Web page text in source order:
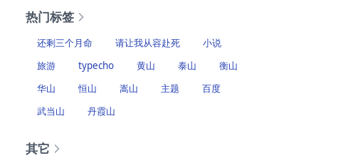
热门标签
还剩三个月命 请让我从容赴死
小说
旅游
typecho 黄山 泰山
衡山
华山
恒山 嵩山 主题
百度
武当山
丹霞山
其它